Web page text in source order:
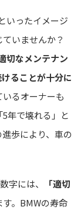
いったイメージ
いませんか？
切なメンテナン
ることが十分に
るオーナーも
年で壊れる」と
歩により、車の
字には、
「適切
す。BMWの寿命